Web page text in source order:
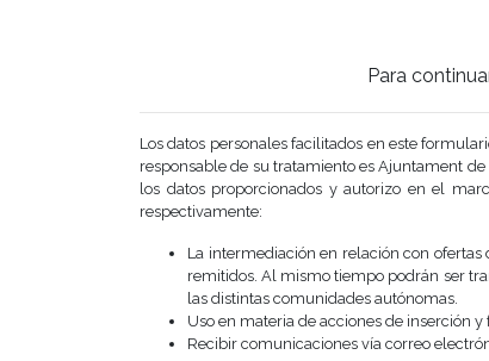
Para
Los datos personales facilitados en este
responsable de su tratamiento es Ajuntament
los datos proporcionados y autorizo en el
respectivamente:
La intermediación en relación con
remitidos. Al mismo tiempo podrán ser
las distintas comunidades autónomas.
Uso en materia de acciones de inserción
Recibir comunicaciones vía correo